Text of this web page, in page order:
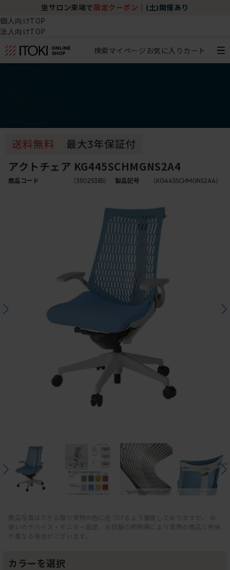
坐サロン来場で 限定クーポン (土)開催あり
個人向けTOP
法人向けTOP
検索マイページ お気に入り カート
アクトチェア KG445SCHMGNS2A4
商品コード （35025385） 製品記号 （KG445SCHMGNS2A4）
商品写真はできる限り実物の色に近づけるよう徹底しておりますが、 お
使いのデバイス・モニター設定、お部屋の照明等により実際の商品と色味
が異なる場合がございます。
カラーを選択